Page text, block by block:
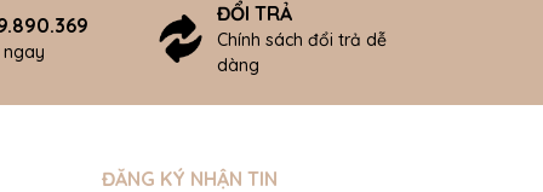
ĐỔI TRẢ
Chính sách đổi trả dễ
dàng
ĐĂNG KÝ NHẬN TIN